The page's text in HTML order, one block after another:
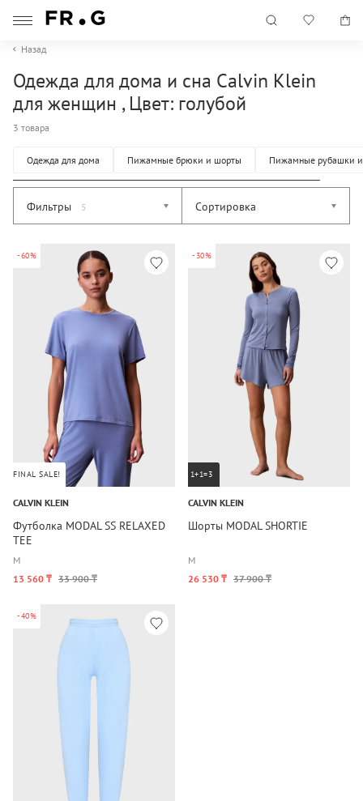
Назад
Одежда для дома и сна Calvin Klein
для женщин , Цвет: голубой
3 товара
Одежда для дома Пижамные брюки и шорты Пижамные рубашки
Фильтры 5 Сортировка
-60%
FINAL SALE!
CALVIN KLEIN
Футболка MODAL SS RELAXED
TEE
M
13 560 ₸ 33 900 ₸
-30%
1+1=3
CALVIN KLEIN
Шорты MODAL SHORTIE
M
26 530 ₸ 37 900 ₸
-40%